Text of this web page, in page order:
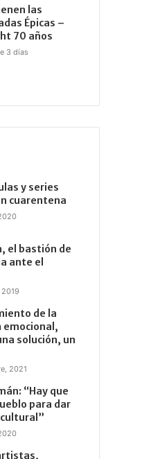
las
Épicas –
70 años
3 días
y series
cuarentena
el bastión de
ante el
de la
emocional,
solución, un
2021
“Hay que
para dar